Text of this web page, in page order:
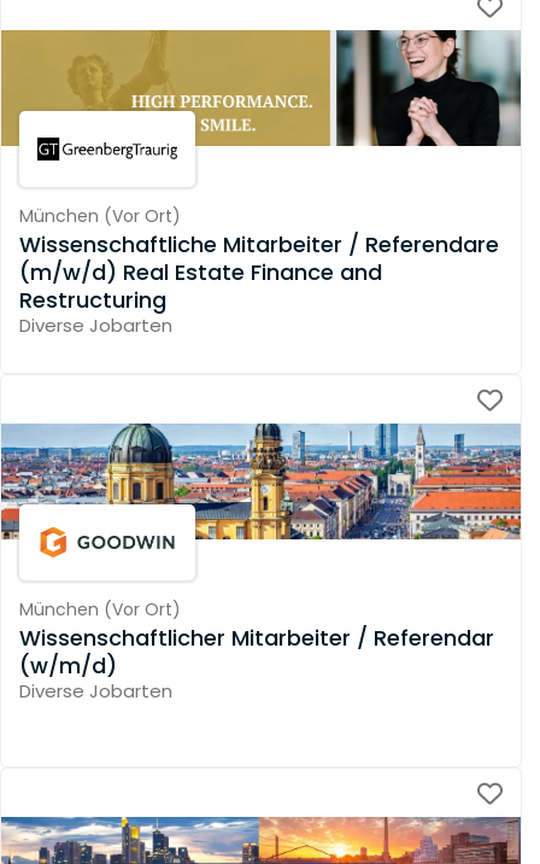
München (Vor Ort)
Wissenschaftliche Mitarbeiter / Referendare
(m/w/d) Real Estate Finance and
Restructuring
Diverse Jobarten
München (Vor Ort)
Wissenschaftlicher Mitarbeiter / Referendar
(w/m/d)
Diverse Jobarten